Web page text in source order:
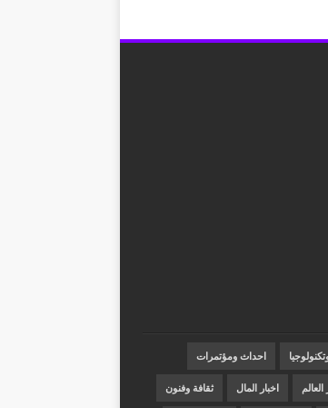
احداث ومؤتمرات
العالم اخبار المال ثقافة وفنون